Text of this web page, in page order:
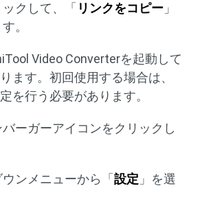
クして、「 リンクをコピー 」
。
Video Converterを起動して
ます。初回使用する場合は、
を行う必要があります。
ーガーアイコンをクリックし
ウンメニューから「 設定 」を選